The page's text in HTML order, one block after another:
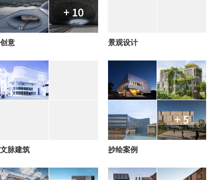
+ 10
创意 景观设计
文脉建筑
+ 5
抄绘案例